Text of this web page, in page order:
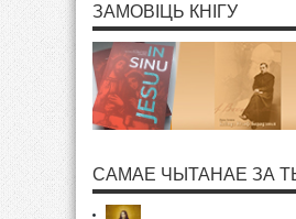
ЗАМОВІЦЬ КНІГУ
САМАЕ ЧЫТАНАЕ ЗА